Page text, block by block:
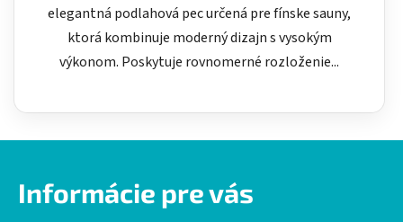
elegantná podlahová pec určená pre fínske sauny,
ktorá kombinuje moderný dizajn s vysokým
výkonom. Poskytuje rovnomerné rozloženie...
Informácie pre vás